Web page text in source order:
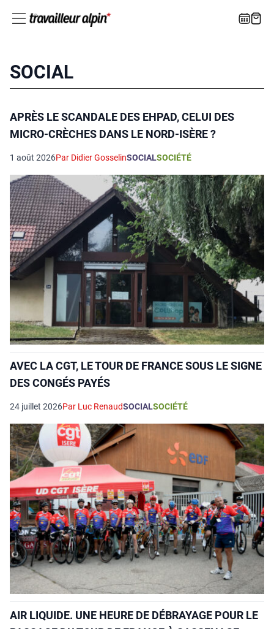
SOCIAL
APRÈS LE SCANDALE DES EHPAD, CELUI DES
MICRO-CRÈCHES DANS LE NORD-ISÈRE ?
1 août 2026Par Didier GosselinSOCIALSOCIÉTÉ
AVEC LA CGT, LE TOUR DE FRANCE SOUS LE SIGNE
DES CONGÉS PAYÉS
24 juillet 2026Par Luc RenaudSOCIALSOCIÉTÉ
AIR LIQUIDE. UNE HEURE DE DÉBRAYAGE POUR LE